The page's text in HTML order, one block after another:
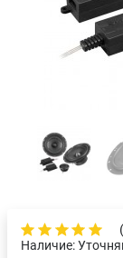
Наличие: